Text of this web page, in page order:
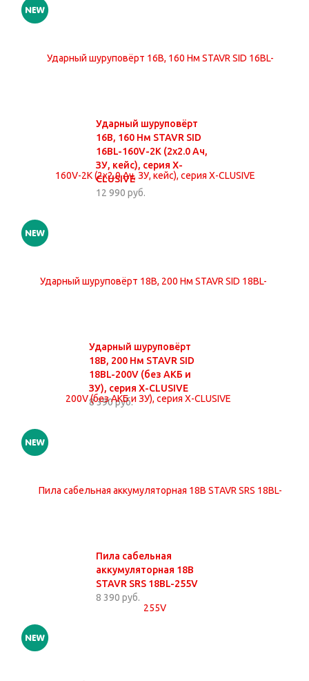
Ударный шуруповёрт
16В, 160 Нм STAVR SID
16BL-160V-2K (2х2.0 Ач,
ЗУ, кейс), серия X-
CLUSIVE
12 990 руб.
Ударный шуруповёрт
18В, 200 Нм STAVR SID
18BL-200V (без АКБ и
ЗУ), серия X-CLUSIVE
8 390 руб.
Пила сабельная
аккумуляторная 18В
STAVR SRS 18BL-255V
8 390 руб.